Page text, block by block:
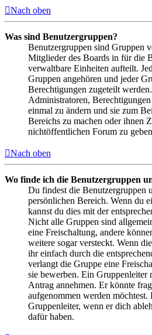
Nach oben
Was sind Benutzergruppen?
Benutzergruppen sind Gruppen
Mitglieder des Boards in für die
verwaltbare Einheiten aufteilt.
Gruppen angehören und jeder
Berechtigungen zugeteilt
Administratoren,
einmal zu ändern und sie zum
Bereichs zu machen oder ihnen
nichtöffentlichen Forum zu
Nach oben
Wo finde ich die Benutzergruppen
Du findest die Benutzergruppen
persönlichen Bereich. Wenn du
kannst du dies mit der
Nicht alle Gruppen sind
eine Freischaltung, andere
weitere sogar versteckt. Wenn
ihr einfach durch die
verlangt die Gruppe eine
sie bewerben. Ein Gruppenleiter
Antrag annehmen. Er könnte
aufgenommen werden möchtest.
Gruppenleiter, wenn er dich
dafür haben.